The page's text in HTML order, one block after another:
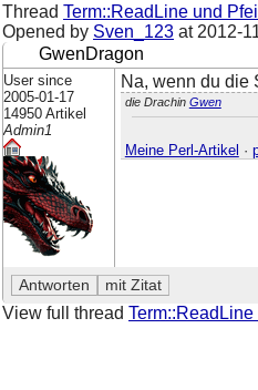
Thread Term::ReadLine und
Opened by Sven_123 at 2012-
GwenDragon
User since
2005-01-17
14950 Artikel
Admin1
Na, wenn du die
die Drachin Gwen
Meine Perl-Artikel ·
View full thread